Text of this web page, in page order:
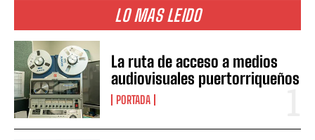
LO MAS LEIDO
La ruta de acceso a medios
audiovisuales puertorriqueños
PORTADA